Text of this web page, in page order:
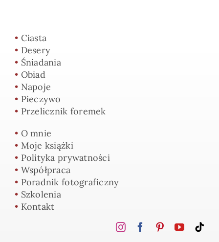
• Ciasta
• Desery
• Śniadania
• Obiad
• Napoje
• Pieczywo
• Przelicznik foremek
• O mnie
• Moje książki
• Polityka prywatności
• Współpraca
• Poradnik fotograficzny
• Szkolenia
• Kontakt